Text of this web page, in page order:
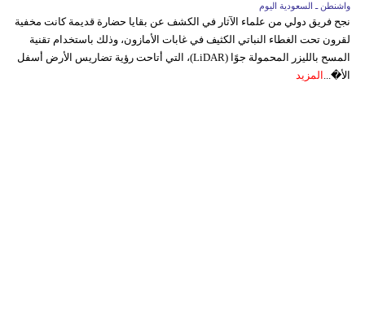
واشنطن ـ السعودية اليوم
نجح فريق دولي من علماء الآثار في الكشف عن بقايا حضارة قديمة كانت مخفية
لقرون تحت الغطاء النباتي الكثيف في غابات الأمازون، وذلك باستخدام تقنية
المسح بالليزر المحمولة جوًا (LiDAR)، التي أتاحت رؤية تضاريس الأرض أسفل
الأ�... المزيد